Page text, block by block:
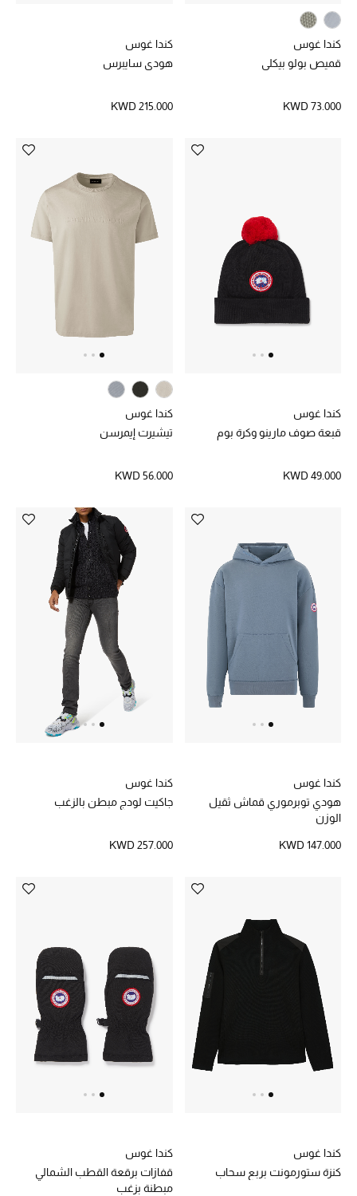
الصحة والعافية
الجمال في بلوميز
ماركات جديدة للجمال
تسوقوا أحدث الماركات
الرجال
الموسم الجديد
ركن أناقة المنتجعات
حصريًا عبر الإنترنت
دليل مستلزمات الرجال
أبرز المصممين
جميع الملابس الرجالية
جميع الإكسسورات الرجالية
حقائب رجالية
صُممت للرجال
تسوقوا للرجال
الأطفال
عرض جميع المنتجات
الهدايا
كندا غوس
قميص بولو بيكلي
KWD 73.000
كندا غوس
هودي سايبرس
KWD 215.000
كندا غوس
قبعة صوف مارينو وكرة بوم
KWD 49.000
كندا غوس
تيشيرت إيمرسن
KWD 56.000
كندا غوس
هودي توبرموري قماش ثقيل
الوزن
KWD 147.000
كندا غوس
جاكيت لودج مبطن بالزغب
KWD 257.000
كندا غوس
كنزة ستورمونت بربع سحاب
كندا غوس
قفازات برقعة القطب الشمالي
مبطنة بزغب